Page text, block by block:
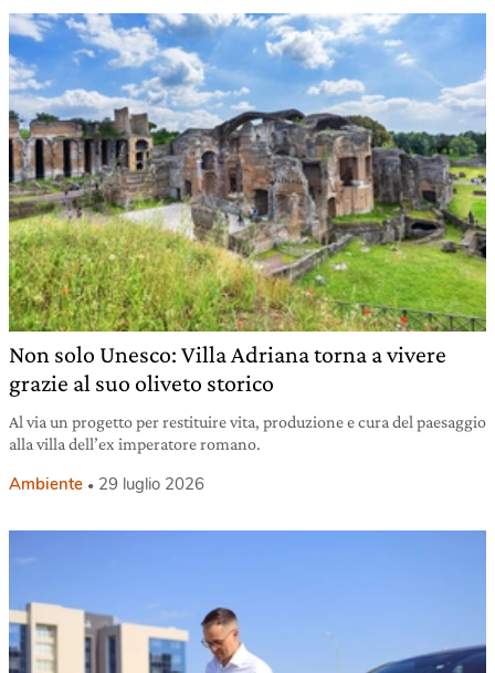
Non solo Unesco: Villa Adriana torna a vivere
grazie al suo oliveto storico
Al via un progetto per restituire vita, produzione e cura del paesaggio
alla villa dell’ex imperatore romano.
Ambiente 29 luglio 2026